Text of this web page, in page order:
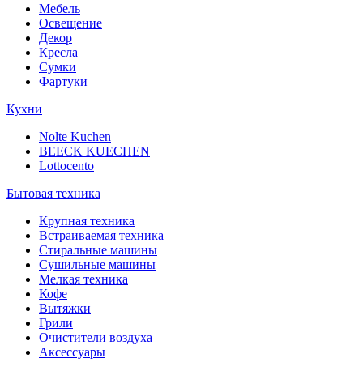
Мебель
Освещение
Декор
Кресла
Сумки
Фартуки
Кухни
Nolte Kuchen
BEECK KUECHEN
Lottocento
Бытовая техника
Крупная техника
Встраиваемая техника
Стиральные машины
Сушильные машины
Мелкая техника
Кофе
Вытяжки
Грили
Очистители воздуха
Аксессуары